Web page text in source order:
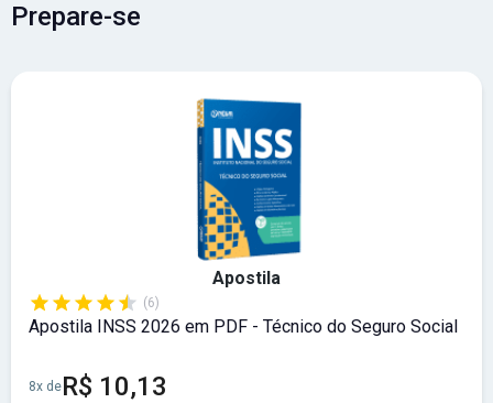
Prepare-se
Apostila
(6)
Apostila INSS 2026 em PDF - Técnico do Seguro Social
8x deR$ 10,13